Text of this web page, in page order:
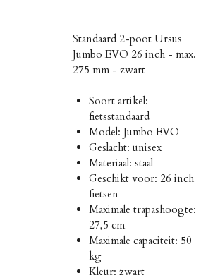
Standaard 2-poot Ursus
Jumbo EVO 26 inch - max.
275 mm - zwart
Soort artikel:
fietsstandaard
Model: Jumbo EVO
Geslacht: unisex
Materiaal: staal
Geschikt voor: 26 inch
fietsen
Maximale trapashoogte:
27,5 cm
Maximale capaciteit: 50
kg
Kleur: zwart